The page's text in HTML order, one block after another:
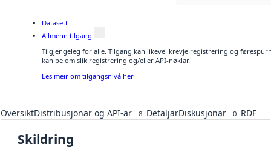
Datasett
Allmenn tilgang
Tilgjengeleg for alle. Tilgang kan likevel krevje registrering og
kan be om slik registrering og/eller API-nøklar.
Les meir om tilgangsnivå her
OversiktDistribusjonar og API-ar 8 DetaljarDiskusjonar 0 RDF
Skildring